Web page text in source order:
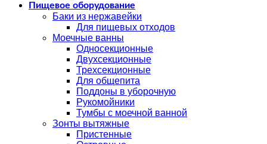
Пищевое оборудование
Баки из нержавейки
Для пищевых отходов
Моечные ванны
Односекционные
Двухсекционные
Трехсекционные
Для общепита
Поддоны в уборочную
Рукомойники
Тумбы с моечной ванной
Зонты вытяжные
Пристенные